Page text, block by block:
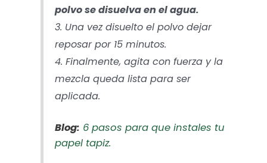
polvo se disuelva en el agua.
3. Una vez disuelto el polvo dejar
reposar por 15 minutos.
4. Finalmente, agita con fuerza y la
mezcla queda lista para ser
aplicada.
Blog: 6 pasos para que instales tu
papel tapiz.